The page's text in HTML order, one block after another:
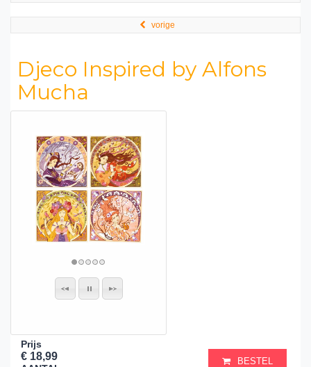
vorige
Djeco Inspired by Alfons
Mucha
Prijs
€ 18,99 BESTEL